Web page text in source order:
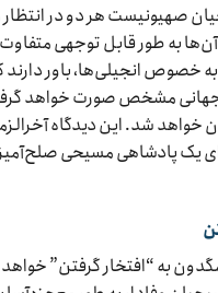
صهیونیست هر دو در
آن‌ها به طور قابل توجهی
خصوص انجیلی‌ها، باور دارند
جهانی مشخص صورت خواهد
خواهد شد. این دیدگاه
یک پادشاهی مسیحی
به “افتخار گرفتن”